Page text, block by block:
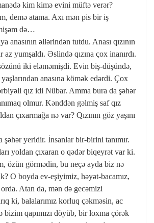
kim kimə evini müftə verər?
demə atama. Axı mən pis bir iş
də…
anasının əllərindən tutdu. Anası qızının
az yumşaldı. Əslində qızına çox inanırdı.
iki eləməmişdi. Evin biş-düşündə,
yaşlarından anasına kömək edərdi. Çox
qız idi Nübar. Amma bura da şəhər
olmur. Kənddən gəlmiş saf qız
çıxarmağa nə var? Qızının göz yaşını
şəhər yeridir. İnsanlar bir-birini tanımır.
yoldan çıxaran o qədər biqeyrət var ki.
özün görmədin, bu neçə ayda biz nə
O boyda ev-eşiyimiz, həyət-bacamız,
orda. Atan da, mən də gecəmizi
ki, balalarımız korluq çəkməsin, ac
bizim qapımızı döyüb, bir loxma çörək